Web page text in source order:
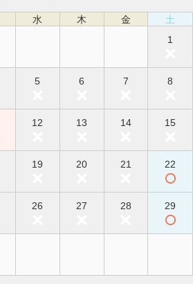
水 木 金
土
1
5 6 7 8
12 13 14 15
19 20 21 22
26 27 28 29